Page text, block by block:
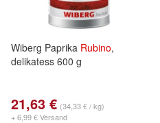
Wiberg Paprika Rubino,
delikatess 600 g
21,63 € (34,33 € / kg)
+ 6,99 € Versand